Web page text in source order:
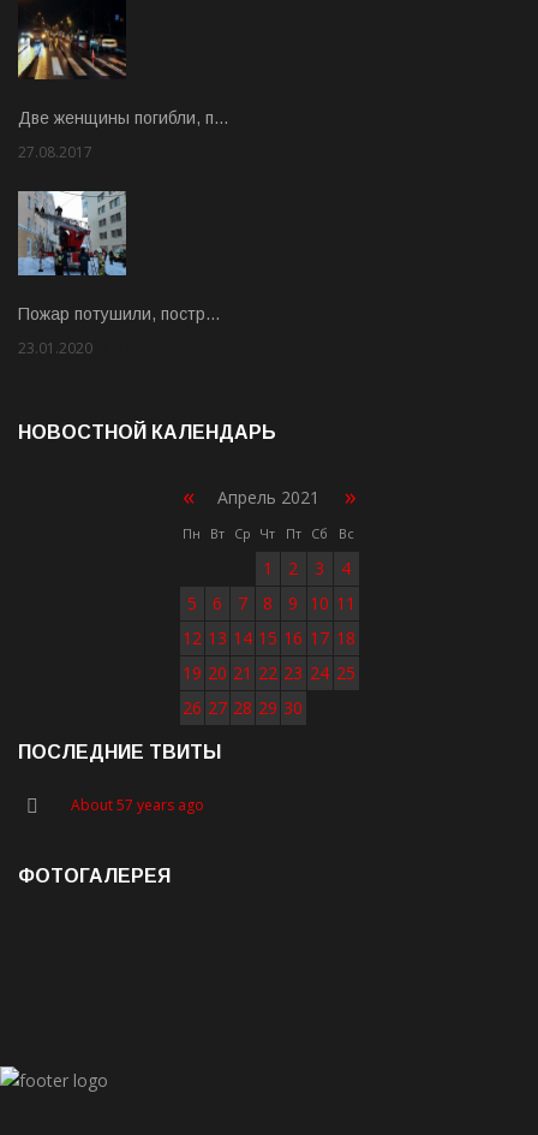
Две женщины погибли, п…
27.08.2017
Пожар потушили, постр…
23.01.2020
НОВОСТНОЙ КАЛЕНДАРЬ
« Апрель 2021 »
Пн Вт Ср Чт Пт Сб Вс
1 2 3
4
5
6 7 8 9 10 11
12 13 14 15 16 17 18
19 20 21 22 23 24 25
26 27 28 29 30
ПОСЛЕДНИЕ ТВИТЫ
About 57 years ago
ФОТОГАЛЕРЕЯ